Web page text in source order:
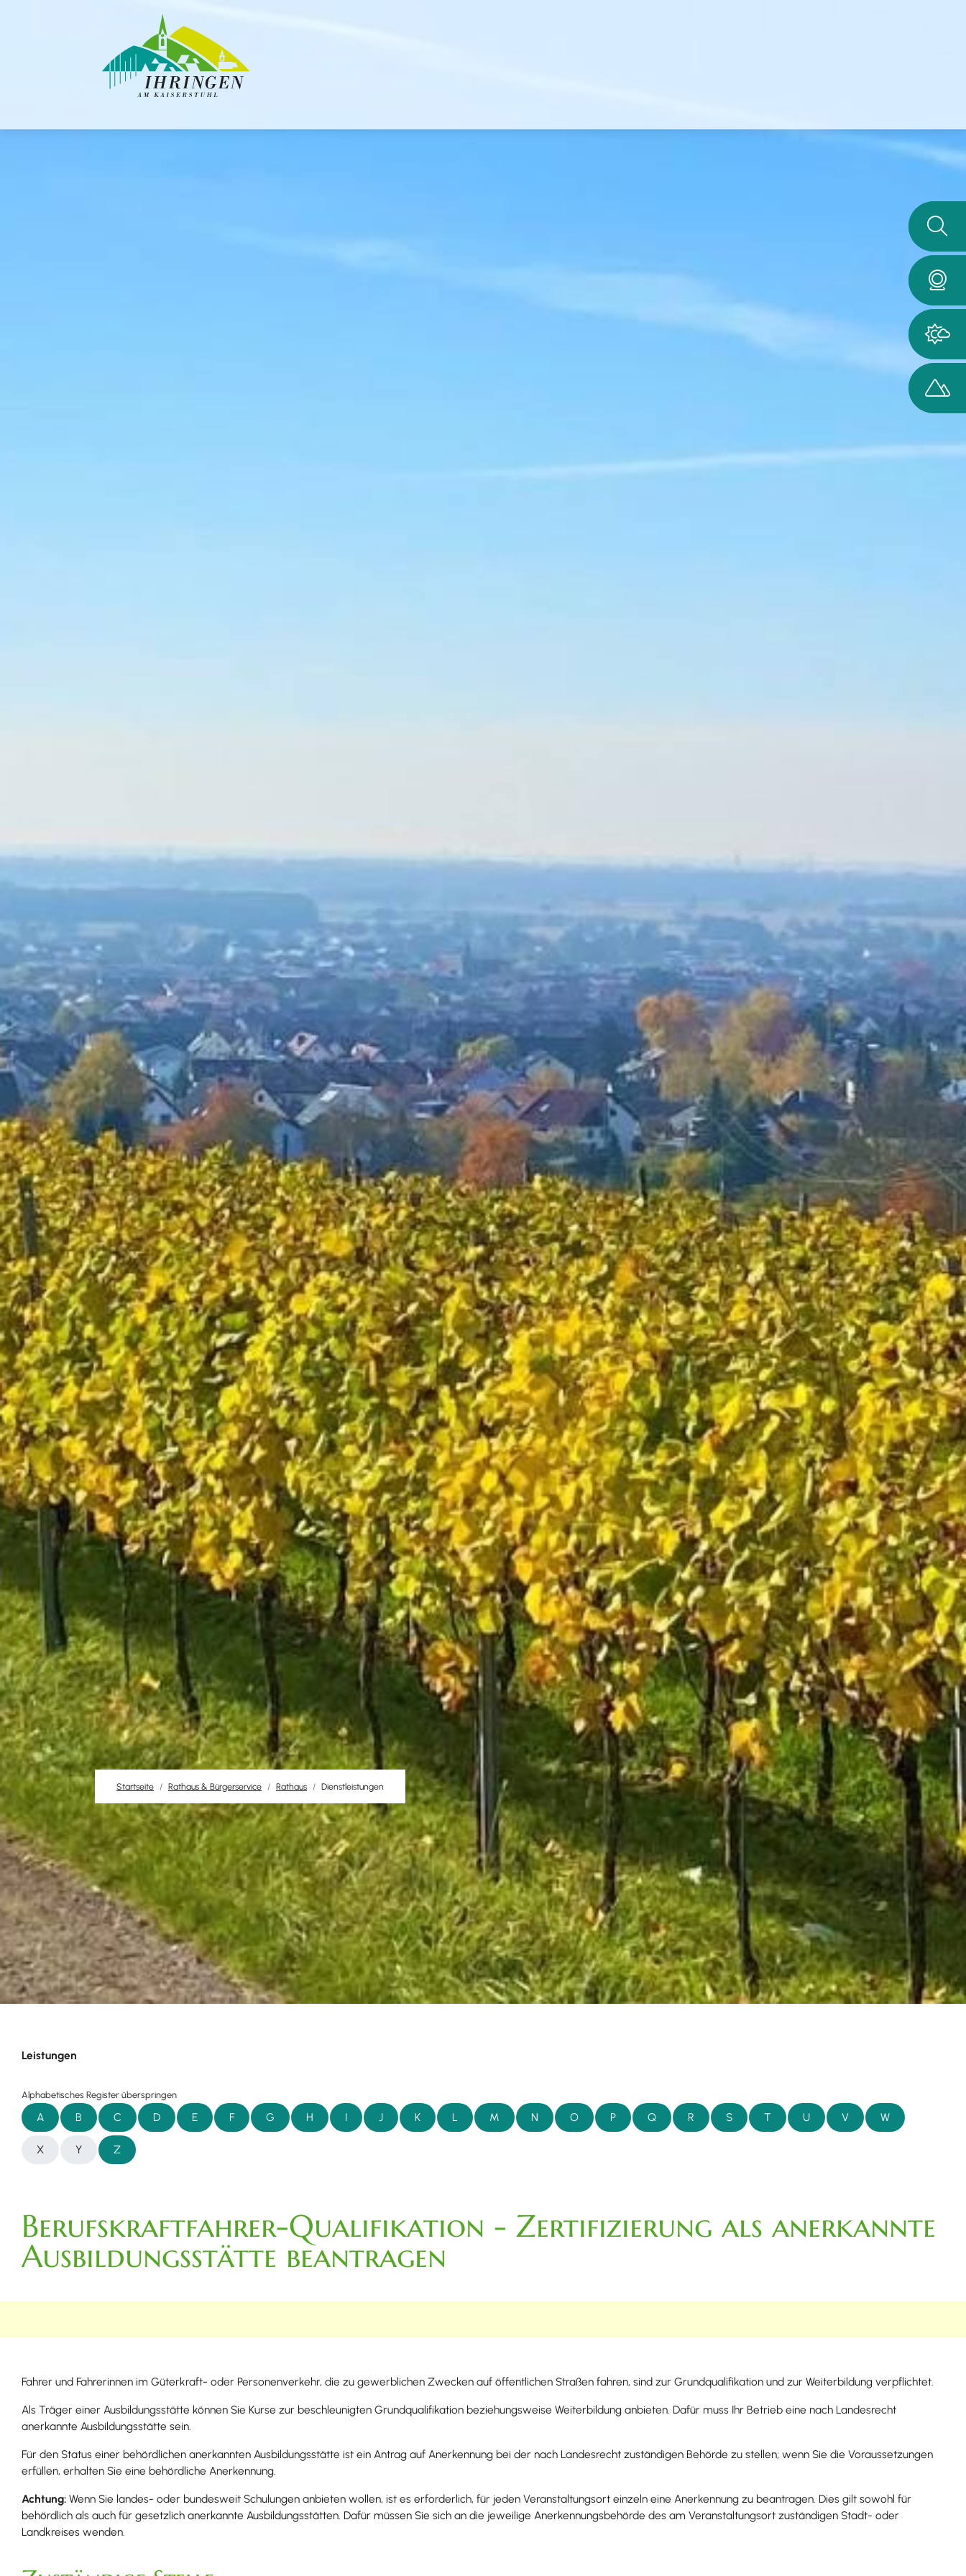
Startseite Rathaus & Bürgerservice Rathaus Dienstleistungen
Leistungen
Alphabetisches Register überspringen
A B C D E F G H I J K L M N O P Q R S T U V W
X Y Z
Berufskraftfahrer-Qualifikation - Zertifizierung als anerkannte
Ausbildungsstätte beantragen
Fahrer und Fahrerinnen im Güterkraft- oder Personenverkehr, die zu gewerblichen Zwecken auf öffentlichen Straßen fahren, sind zur Grundqualifikation und zur Weiterbildung verpflichtet.
Als Träger einer Ausbildungsstätte können Sie Kurse zur beschleunigten Grundqualifikation beziehungsweise Weiterbildung anbieten. Dafür muss Ihr Betrieb eine nach Landesrecht
anerkannte Ausbildungsstätte sein.
Für den Status einer behördlichen anerkannten Ausbildungsstätte ist ein Antrag auf Anerkennung bei der nach Landesrecht zuständigen Behörde zu stellen; wenn Sie die Voraussetzungen
erfüllen, erhalten Sie eine behördliche Anerkennung.
Achtung: Wenn Sie landes- oder bundesweit Schulungen anbieten wollen, ist es erforderlich, für jeden Veranstaltungsort einzeln eine Anerkennung zu beantragen. Dies gilt sowohl für
behördlich als auch für gesetzlich anerkannte Ausbildungsstätten. Dafür müssen Sie sich an die jeweilige Anerkennungsbehörde des am Veranstaltungsort zuständigen Stadt- oder
Landkreises wenden.